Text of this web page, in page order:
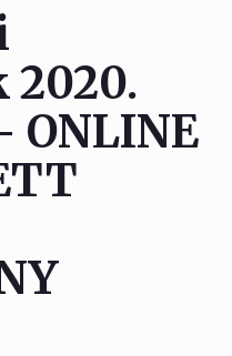
2020.
ONLINE